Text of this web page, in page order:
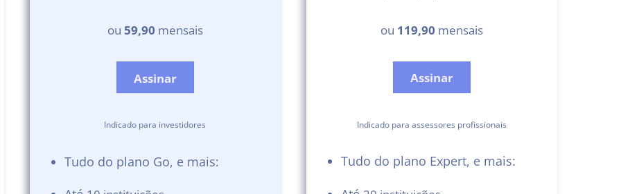
ou 59,90 mensais
Assinar
Indicado para investidores
Tudo do plano Go, e mais:
ou 119,90 mensais
Assinar
Indicado para assessores profissionais
Tudo do plano Expert, e mais: